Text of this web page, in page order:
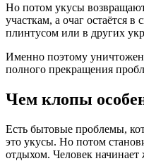
Но потом укусы
участкам, а очаг остаётся
плинтусом или в других
Именно поэтому
полного прекращения
Чем клопы
Есть бытовые проблемы,
это укусы. Но потом
отдыхом. Человек